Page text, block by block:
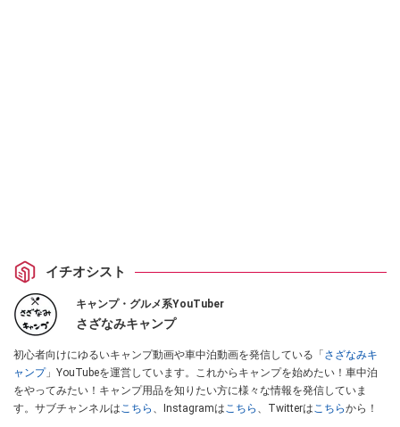
イチオシスト
キャンプ・グルメ系YouTuber
さざなみキャンプ
初心者向けにゆるいキャンプ動画や車中泊動画を発信している「 さざなみキ
ャンプ」YouTubeを運営しています。これからキャンプを始めたい！車中泊
をやってみたい！キャンプ用品を知りたい方に様々な情報を発信していま
す。サブチャンネルはこちら 、Instagramはこちら 、Twitterはこちらから！